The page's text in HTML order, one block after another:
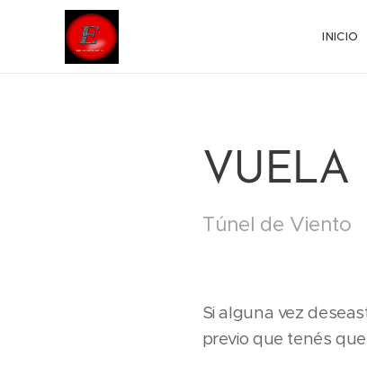
INICIO
VUELA
Túnel de Viento
Si alguna vez
previo que tenés